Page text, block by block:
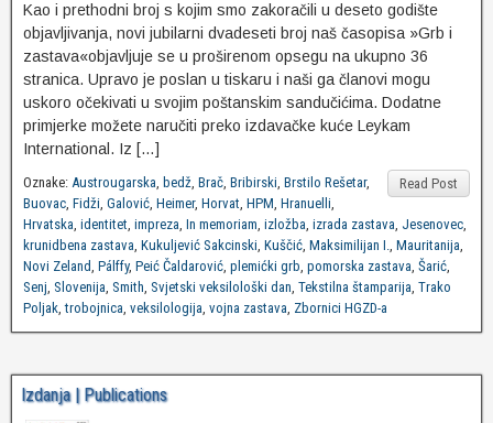
Kao i prethodni broj s kojim smo zakoračili u deseto godište
objavljivanja, novi jubilarni dvadeseti broj naš časopisa »Grb i
zastava«objavljuje se u proširenom opsegu na ukupno 36
stranica. Upravo je poslan u tiskaru i naši ga članovi mogu
uskoro očekivati u svojim poštanskim sandučićima. Dodatne
primjerke možete naručiti preko izdavačke kuće Leykam
International. Iz […]
Read Post
Oznake: Austrougarska, bedž, Brač, Bribirski, Brstilo Rešetar,
Buovac, Fidži, Galović, Heimer, Horvat, HPM, Hranuelli,
Hrvatska, identitet, impreza, In memoriam, izložba, izrada zastava, Jesenovec,
krunidbena zastava, Kukuljević Sakcinski, Kuščić, Maksimilijan I., Mauritanija,
Novi Zeland, Pálffy, Peić Čaldarović, plemićki grb, pomorska zastava, Šarić,
Senj, Slovenija, Smith, Svjetski veksilološki dan, Tekstilna štamparija, Trako
Poljak,trobojnica, veksilologija, vojna zastava, Zbornici HGZD-a
Izdanja | Publications